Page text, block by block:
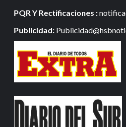
PQR Y Rectificaciones :
Publicidad: